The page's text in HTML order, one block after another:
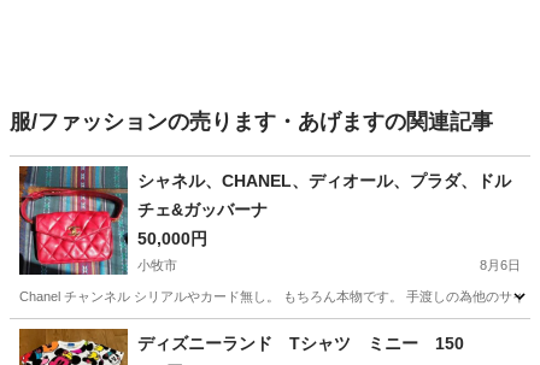
服/ファッションの売ります・あげますの関連記事
シャネル、CHANEL、ディオール、プラダ、ドル
チェ&ガッバーナ
50,000円
小牧市 8月6日
Chanel チャンネル シリアルやカード無し。 もちろん本物です。 手渡しの為他のサ
愛知 小牧市 着物 ディオール
ディズニーランド Tシャツ ミニー 150